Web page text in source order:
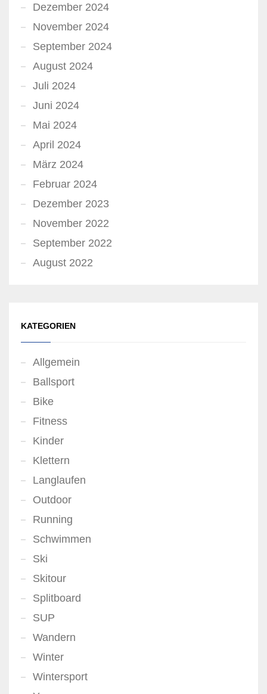
Dezember 2024
November 2024
September 2024
August 2024
Juli 2024
Juni 2024
Mai 2024
April 2024
März 2024
Februar 2024
Dezember 2023
November 2022
September 2022
August 2022
KATEGORIEN
Allgemein
Ballsport
Bike
Fitness
Kinder
Klettern
Langlaufen
Outdoor
Running
Schwimmen
Ski
Skitour
Splitboard
SUP
Wandern
Winter
Wintersport